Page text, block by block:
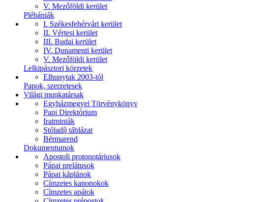
V. Mezőföldi kerület
Plébániák
I. Székesfehérvári kerület
II. Vértesi kerület
III. Budai kerület
IV. Dunamenti kerület
V. Mezőföldi kerület
Lelkipásztori körzetek
Elhunytak 2003-tól
Papok, szerzetesek
Világi munkatársak
Egyházmegyei Törvénykönyv
Papi Direktórium
Iratminták
Stóladíj táblázat
Bérmarend
Dokumentumok
Apostoli protonotáriusok
Pápai prelátusok
Pápai káplánok
Címzetes kanonokok
Címzetes apátok